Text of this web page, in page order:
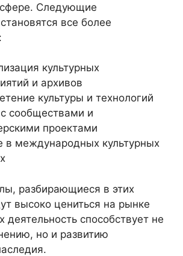
сфере. Следующие
все более
культурных
и архивов
культуры и технологий
сообществами и
проектами
в международных культурных
разбирающиеся в этих
высоко цениться на рынке
деятельность способствует не
но и развитию